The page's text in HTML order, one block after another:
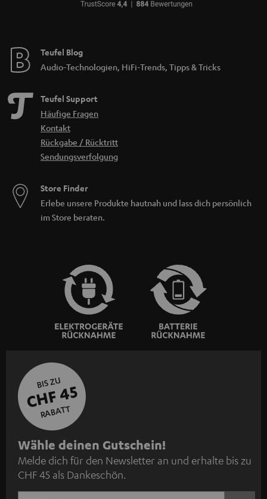
Teufel Blog
Audio-Technologien, HiFi-Trends, Tipps & Tricks
Teufel Support
Häufige Fragen
Kontakt
Rückgabe / Rücktritt
Sendungsverfolgung
Store Finder
Erlebe unsere Produkte hautnah und lass dich persönlich
im Store beraten.
BIS ZU
CHF 45
RABATT
N
e
w
Wähle deinen Gutschein!
Melde dich für den Newsletter an und erhalte bis zu
CHF 45 als Dankeschön.